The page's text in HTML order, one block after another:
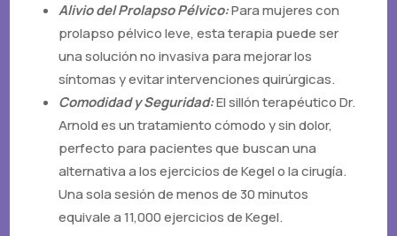
Alivio del Prolapso Pélvico:Para mujeres con
prolapso pélvico leve, esta terapia puede ser
una solución no invasiva para mejorar los
síntomas y evitar intervenciones quirúrgicas.
Comodidad y Seguridad:El sillón terapéutico Dr.
Arnold es un tratamiento cómodo y sin dolor,
perfecto para pacientes que buscan una
alternativa a los ejercicios de Kegel o la cirugía.
Una sola sesión de menos de 30 minutos
equivale a 11,000 ejercicios de Kegel.